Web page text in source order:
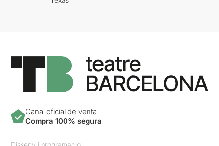
Canal oficial de venta
Compra 100% segura
Disseny i programació: